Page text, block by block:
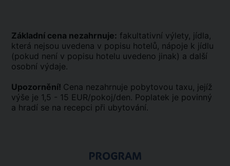
Základní cena nezahrnuje: fakultativní výlety, jídla,
která nejsou uvedena v popisu hotelů, nápoje k jídlu
(pokud není v popisu hotelu uvedeno jinak) a další
osobní výdaje.
Upozornění! Cena nezahrnuje pobytovou taxu, jejíž
výše je 1,5 - 15 EUR/pokoj/den. Poplatek je povinný
a hradí se na recepci při ubytování.
PROGRAM